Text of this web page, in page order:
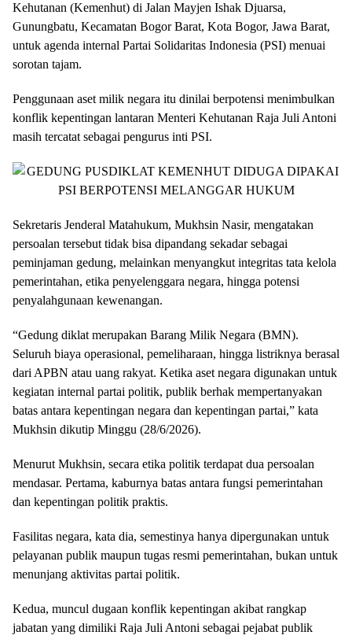
Kehutanan (Kemenhut) di Jalan Mayjen Ishak Djuarsa,
Gunungbatu, Kecamatan Bogor Barat, Kota Bogor, Jawa Barat,
untuk agenda internal Partai Solidaritas Indonesia (PSI) menuai
sorotan tajam.
Penggunaan aset milik negara itu dinilai berpotensi menimbulkan
konflik kepentingan lantaran Menteri Kehutanan Raja Juli Antoni
masih tercatat sebagai pengurus inti PSI.
Sekretaris Jenderal Matahukum, Mukhsin Nasir, mengatakan
persoalan tersebut tidak bisa dipandang sekadar sebagai
peminjaman gedung, melainkan menyangkut integritas tata kelola
pemerintahan, etika penyelenggara negara, hingga potensi
penyalahgunaan kewenangan.
“Gedung diklat merupakan Barang Milik Negara (BMN).
Seluruh biaya operasional, pemeliharaan, hingga listriknya berasal
dari APBN atau uang rakyat. Ketika aset negara digunakan untuk
kegiatan internal partai politik, publik berhak mempertanyakan
batas antara kepentingan negara dan kepentingan partai,” kata
Mukhsin dikutip Minggu (28/6/2026).
Menurut Mukhsin, secara etika politik terdapat dua persoalan
mendasar. Pertama, kaburnya batas antara fungsi pemerintahan
dan kepentingan politik praktis.
Fasilitas negara, kata dia, semestinya hanya dipergunakan untuk
pelayanan publik maupun tugas resmi pemerintahan, bukan untuk
menunjang aktivitas partai politik.
Kedua, muncul dugaan konflik kepentingan akibat rangkap
jabatan yang dimiliki Raja Juli Antoni sebagai pejabat publik